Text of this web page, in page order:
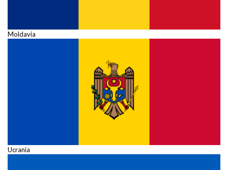
Moldavia
Ucrania